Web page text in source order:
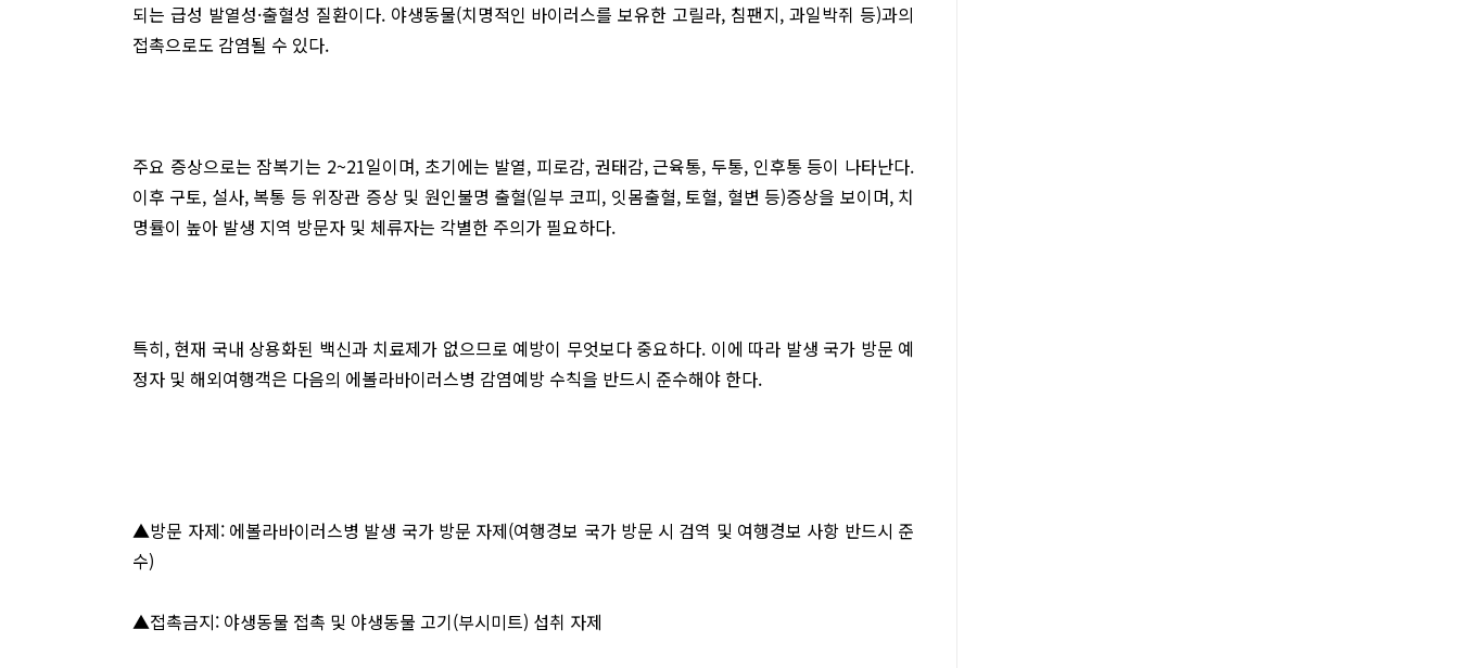
되는 급성 발열성·출혈성 질환이다. 야생동물(치명적인 바이러스를 보유한 고릴라, 침팬지, 과일박쥐 등)과의
접촉으로도 감염될 수 있다.
주요 증상으로는 잠복기는 2~21일이며, 초기에는 발열, 피로감, 권태감, 근육통, 두통, 인후통 등이 나타난다.
이후 구토, 설사, 복통 등 위장관 증상 및 원인불명 출혈(일부 코피, 잇몸출혈, 토혈, 혈변 등)증상을 보이며, 치
명률이 높아 발생 지역 방문자 및 체류자는 각별한 주의가 필요하다.
특히, 현재 국내 상용화된 백신과 치료제가 없으므로 예방이 무엇보다 중요하다. 이에 따라 발생 국가 방문 예
정자 및 해외여행객은 다음의 에볼라바이러스병 감염예방 수칙을 반드시 준수해야 한다.
▲방문 자제: 에볼라바이러스병 발생 국가 방문 자제(여행경보 국가 방문 시 검역 및 여행경보 사항 반드시 준
수)
▲접촉금지: 야생동물 접촉 및 야생동물 고기(부시미트) 섭취 자제